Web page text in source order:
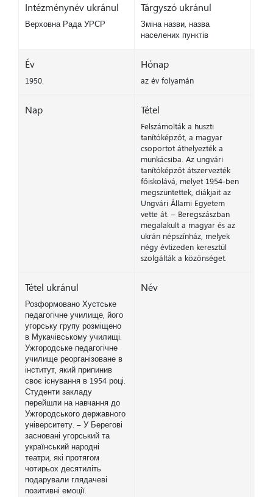
Intézménynév ukránul
Верховна Рада УРСР
Tárgyszó ukránul
Зміна назви, назва
населених пунктів
Év
1950.
Hónap
az év folyamán
Nap Tétel
Felszámolták a huszti
tanítóképzőt, a magyar
csoportot áthelyezték a
munkácsiba. Az ungvári
tanítóképzőt átszervezték
főiskolává, melyet 1954-ben
megszüntettek, diákjait az
Ungvári Állami Egyetem
vette át. – Beregszászban
megalakult a magyar és az
ukrán népszínház, melyek
négy évtizeden keresztül
szolgálták a közönséget.
Tétel ukránul
Розформовано Хустське
педагогічне училище, його
угорську групу розміщено
в Мукачівському училищі.
Ужгородське педагогічне
училище реорганізоване в
інститут, який припинив
своє існування в 1954 році.
Студенти закладу
перейшли на навчання до
Ужгородського державного
університету. – У Берегові
засновані угорський та
український народні
театри, які протягом
чотирьох десятиліть
подарували глядачеві
позитивні емоції.
Név